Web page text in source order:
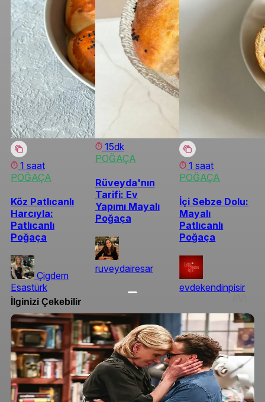
1 saat
POĞAÇA
Köz Patlıcanlı
Harcıyla:
Patlıcanlı
Poğaça
Çigdem
Esastürk
15dk
POĞAÇA
Rüveyda'nın
Tarifi: Ev
Yapımı Mayalı
Poğaça
ruveydairesar
1 saat
POĞAÇA
İçi Sebze Dolu:
Mayalı
Patlıcanlı
Poğaça
evdekendinpisir